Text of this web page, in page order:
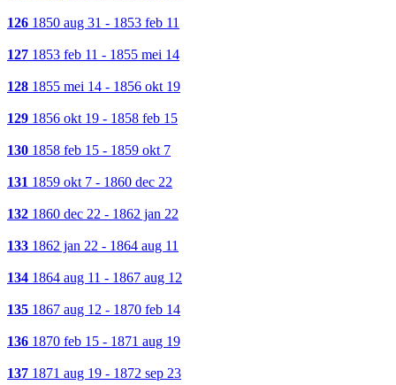
126 1850 aug 31 - 1853 feb 11
127 1853 feb 11 - 1855 mei 14
128 1855 mei 14 - 1856 okt 19
129 1856 okt 19 - 1858 feb 15
130 1858 feb 15 - 1859 okt 7
131 1859 okt 7 - 1860 dec 22
132 1860 dec 22 - 1862 jan 22
133 1862 jan 22 - 1864 aug 11
134 1864 aug 11 - 1867 aug 12
135 1867 aug 12 - 1870 feb 14
136 1870 feb 15 - 1871 aug 19
137 1871 aug 19 - 1872 sep 23